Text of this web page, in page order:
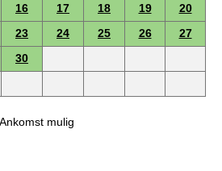
16 17 18 19
20
23 24 25 26
27
30
Ankomst mulig